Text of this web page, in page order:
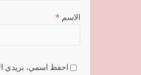
الاسم *
احفظ اسمي، بريدي